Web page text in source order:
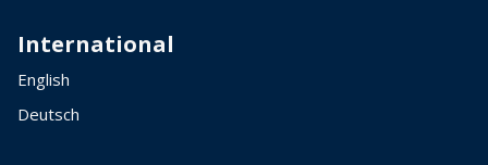
International
English
Deutsch